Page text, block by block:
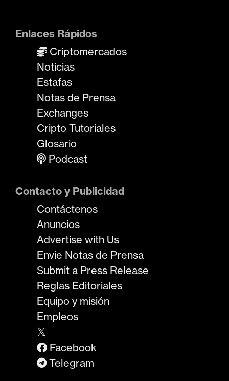
Enlaces Rápidos
Criptomercados
Noticias
Estafas
Notas de Prensa
Exchanges
Cripto Tutoriales
Glosario
Podcast
Contacto y Publicidad
Contáctenos
Anuncios
Advertise with Us
Envíe Notas de Prensa
Submit a Press Release
Reglas Editoriales
Equipo y misión
Empleos
𝕏
Facebook
Telegram